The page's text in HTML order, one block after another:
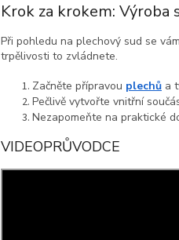
Krok za krokem: Výroba
Při pohledu na plechový sud se
trpělivosti to zvládnete.
Začněte přípravou plechů a
Pečlivě vytvořte vnitřní
Nezapomeňte na praktické
VIDEOPRŮVODCE